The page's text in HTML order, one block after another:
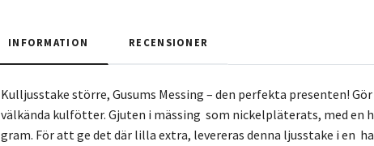
INFORMATION RECENSIONER
Kulljusstake större, Gusums Messing – den perfekta presenten!
välkända kulfötter. Gjuten i mässing som nickelpläterats, med en
gram. För att ge det där lilla extra, levereras denna ljusstake i en